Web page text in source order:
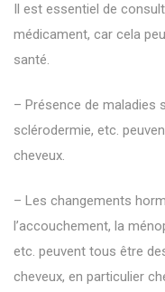
Il est essentiel de
médicament, car cela
santé.
– Présence de maladies
sclérodermie, etc.
cheveux.
– Les changements
l’accouchement, la
etc. peuvent tous être
cheveux, en particulier